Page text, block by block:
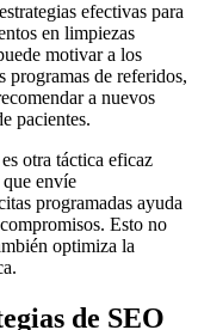
efectivas para
en limpiezas
motivar a los
programas de referidos,
a nuevos
pacientes.
otra táctica eficaz
envíe
programadas ayuda
Esto no
optimiza la
de SEO